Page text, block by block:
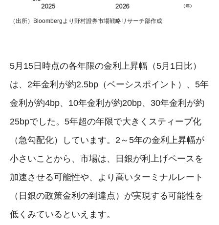
（出所）Bloombergより野村證券市場戦略リサーチ部作成
5月15日時点の各年限の金利上昇幅（5月1日比）
は、2年金利が約2.5bp（ベーシスポイント）、5年
金利が約4bp、10年金利が約20bp、30年金利が約
25bpでした。5年超の年限で大きくスティープ化
（急勾配化）しています。2～5年の金利上昇幅が
小さいことから、市場は、日銀が利上げペースを
加速させる可能性や、より高いターミナルレート
（日銀の政策金利の到達点）が実現する可能性を
低くみているといえます。